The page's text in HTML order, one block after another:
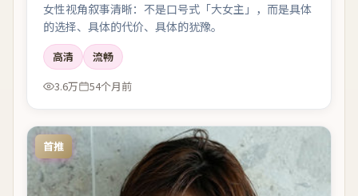
女性视角叙事清晰：不是口号式「大女主」，而是具体
的选择、具体的代价、具体的犹豫。
高清
流畅
3.6万
54个月前
首推